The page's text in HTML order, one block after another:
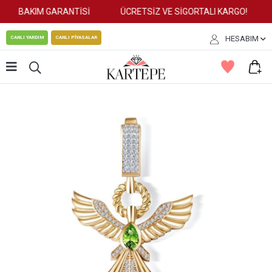
BAKIM GARANTİSİ ÜCRETSİZ VE SİGORTALI KARGO!
CANLI YARDIM CANLI PİYASALAR HESABIM